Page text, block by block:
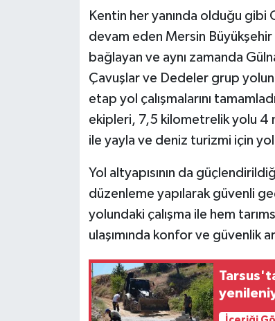
Kentin her yanında olduğu gibi
devam eden Mersin
bağlayan ve aynı zamanda
Çavuşlar ve Dedeler grup
etap yol çalışmalarını
ekipleri, 7,5 kilometrelik yolu
ile yayla ve deniz turizmi için
Yol altyapısının da
düzenleme yapılarak güvenli
yolundaki çalışma ile hem
ulaşımında konfor ve güvenlik